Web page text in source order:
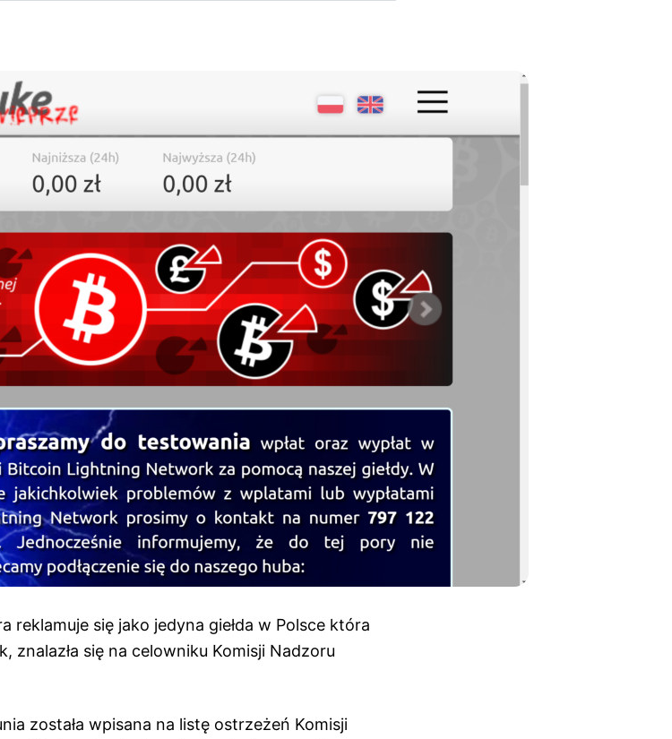
reklamuje się jako jedyna giełda w Polsce która
się na celowniku Komisji Nadzoru
została wpisana na listę ostrzeżeń Komisji